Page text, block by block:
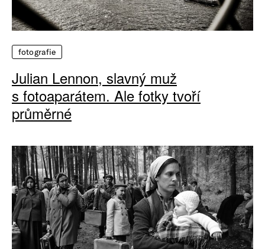
fotografie
Julian Lennon, slavný muž
s fotoaparátem. Ale fotky tvoří
průměrné